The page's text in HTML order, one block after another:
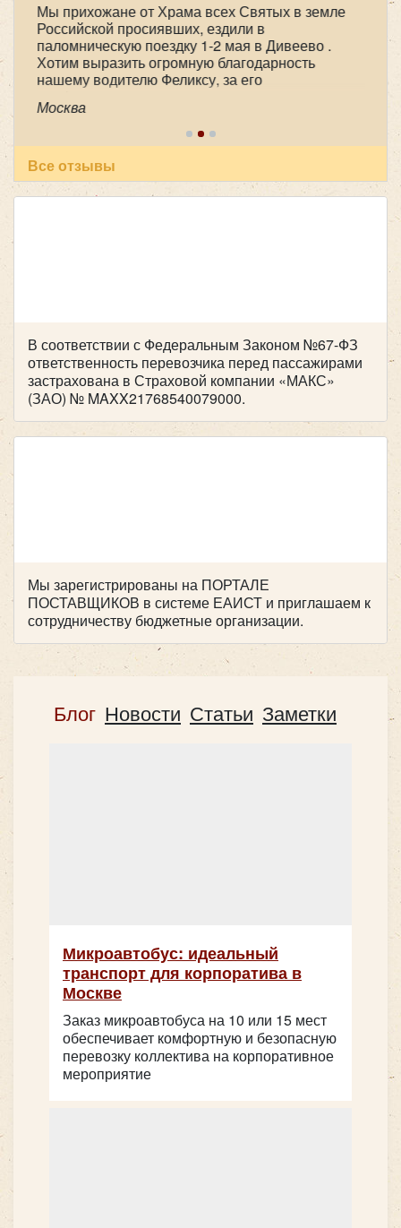
Мы прихожане от Храма всех Святых в земле
Российской просиявших, ездили в
паломническую поездку 1-2 мая в Дивеево .
Хотим выразить огромную благодарность
нашему водителю Феликсу, за его
пунктуальность . Побольше таких бы
специалистов! Очень приятный человек! В
автобусе всегда чисто, опрятно. Всем
рекомендуем пользоваться вашей транспортной
компанией , все слажено и главное надежно!
Желаем успехов и процветания !
Москва
Все отзывы
В соответствии с Федеральным Законом №67-ФЗ
ответственность перевозчика перед пассажирами
застрахована в Страховой компании «МАКС»
(ЗАО) № MAXX21768540079000.
Мы зарегистрированы на ПОРТАЛЕ
ПОСТАВЩИКОВ в системе ЕАИСТ и приглашаем к
сотрудничеству бюджетные организации.
Блог Новости Статьи Заметки
Микроавтобус: идеальный
транспорт для корпоратива в
Москве
Заказ микроавтобуса на 10 или 15 мест
обеспечивает комфортную и безопасную
перевозку коллектива на корпоративное
мероприятие